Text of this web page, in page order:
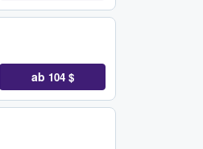
ab 104 $